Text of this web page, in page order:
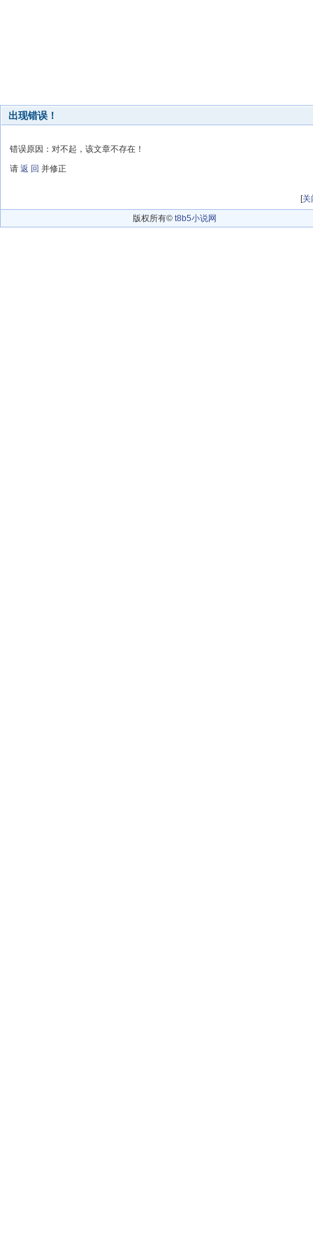
出现错误！
错误原因：对不起，该文章不存在！
请 返 回 并修正
[关
版权所有© t8b5小说网